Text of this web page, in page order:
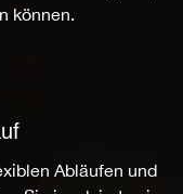
können.
Abläufen und